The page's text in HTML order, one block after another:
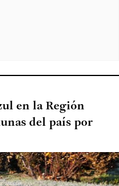
en la Región
del país por